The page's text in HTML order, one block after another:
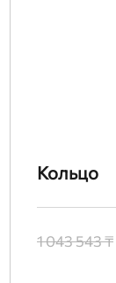
Кольцо
1 043 543 ₸